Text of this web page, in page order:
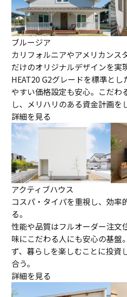
ブルージア
カリフォルニアやアメリカンス
だけのオリジナルデザインを実
HEAT20 G2グレードを標準と
やすい価格設定も安心。こだわ
し、メリハリのある資金計画を
詳細を見る
アクティブハウス
コスパ・タイパを重視し、効率
る。
性能や品質はフルオーダー注文
味にこだわる人にも安心の基盤
ず、暮らしを楽しむことに投資
合う。
詳細を見る